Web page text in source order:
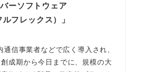
ーソフトウェア
フレックス）」
信事業者などで広く導入され、
成期から今日までに、規模の大